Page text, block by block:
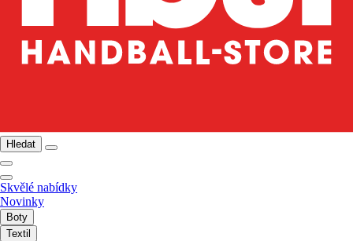
Hledat
Skvělé nabídky
Novinky
Boty
Textil